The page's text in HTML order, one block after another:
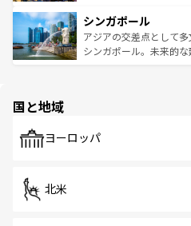
参照してほしい。
激する。気候は一年中温
が待っている。親しみ
た文化、そして多様な
み、どこを訪れても感動
ており、効率よく見ど
うな絶景から文化的な
シンガポール
アジアの交差点として
シンガポール。未来的
で、ホーカーズは地元の
国と地域
ヨーロッパ
北米